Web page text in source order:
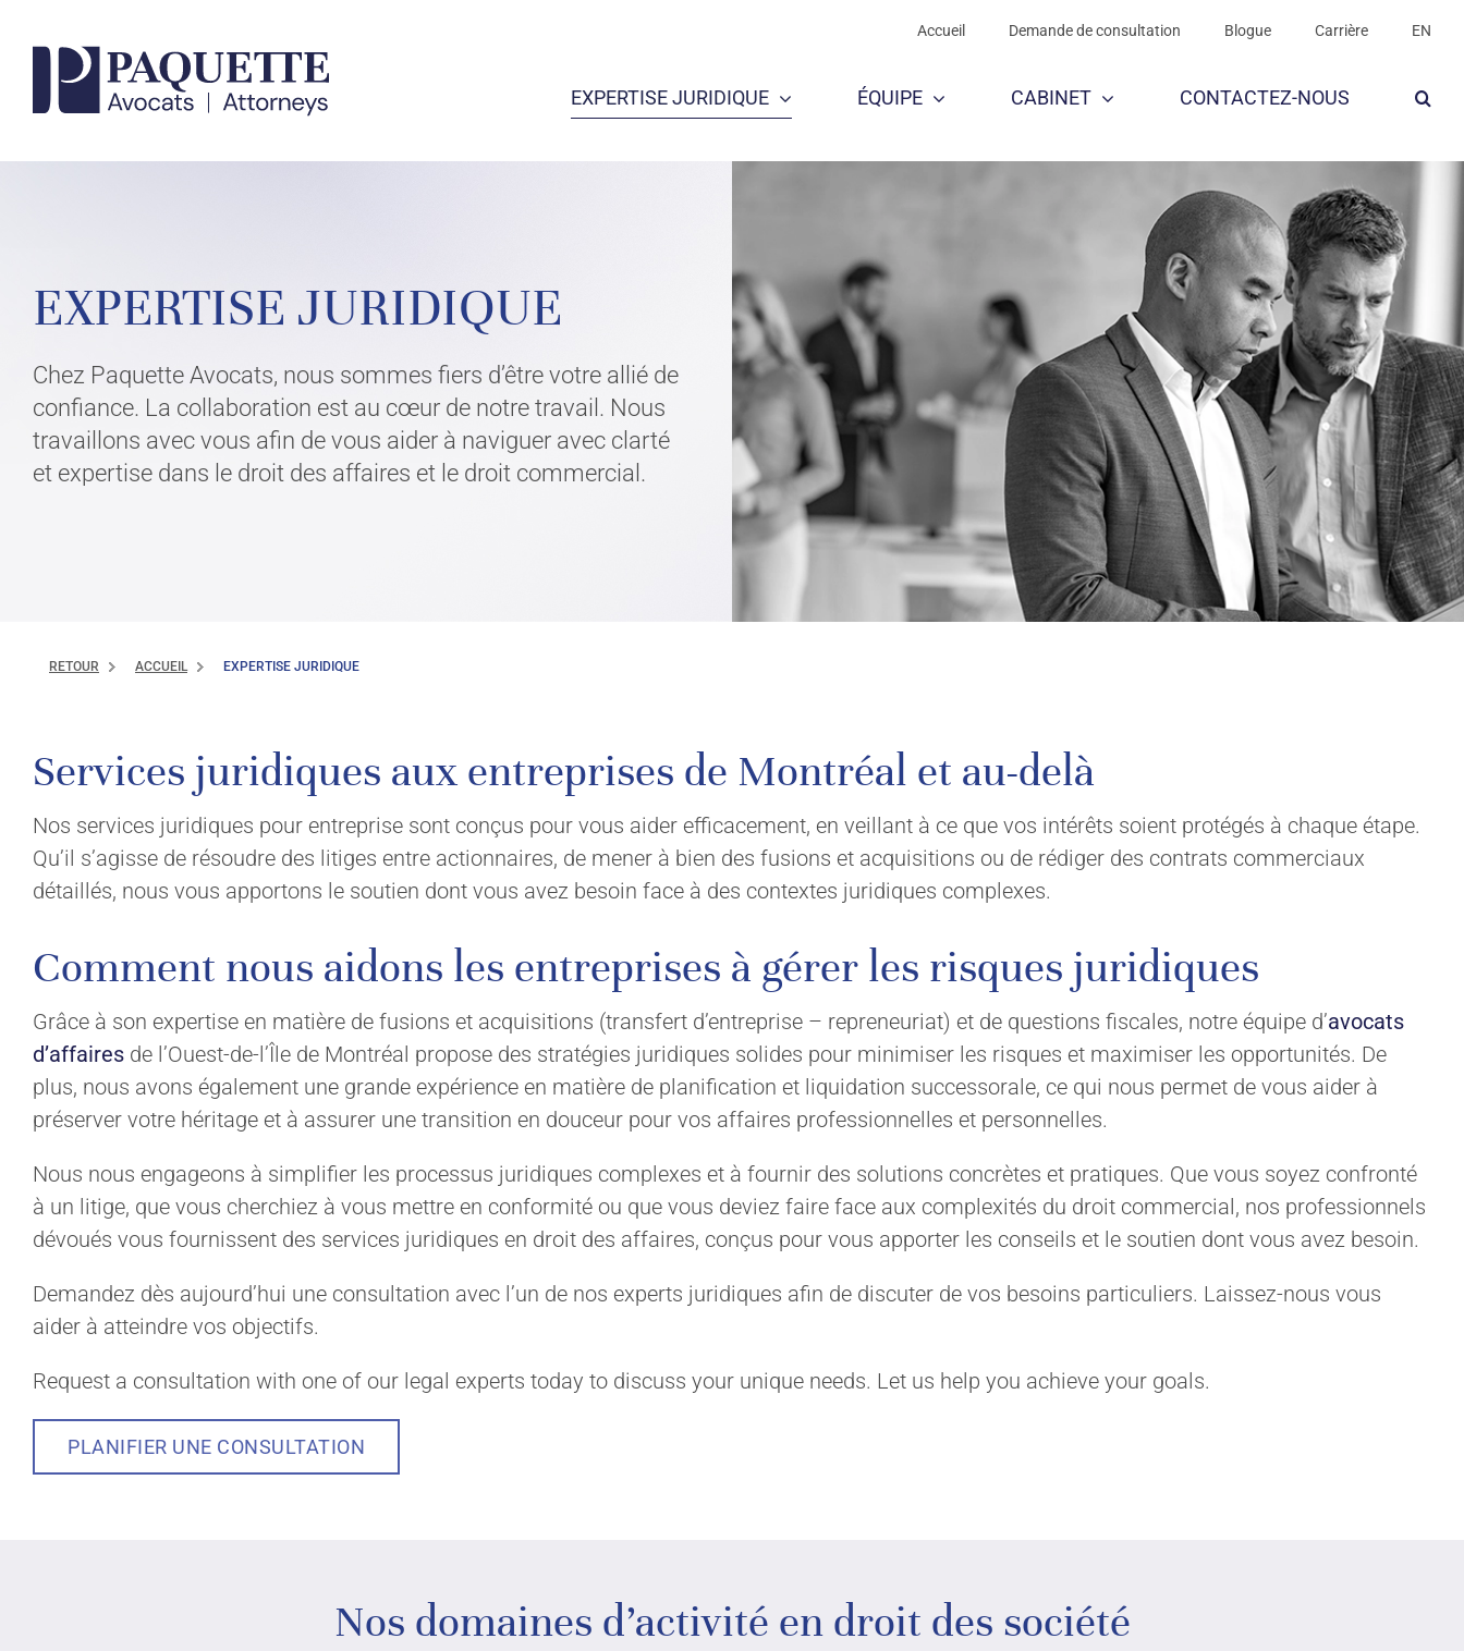
content
Accueil Demande de consultation Blogue Carrière EN
EXPERTISE JURIDIQUE ÉQUIPE CABINET CONTACTEZ-NOUS
EXPERTISE JURIDIQUE
Chez Paquette Avocats, nous sommes fiers d’être votre allié de
confiance. La collaboration est au cœur de notre travail. Nous
travaillons avec vous afin de vous aider à naviguer avec clarté
et expertise dans le droit des affaires et le droit commercial.
RETOUR ACCUEIL EXPERTISE JURIDIQUE
Services juridiques aux entreprises de Montréal et au-delà
Nos services juridiques pour entreprise sont conçus pour vous aider efficacement, en veillant à ce que vos intérêts soient protégés à chaque étape.
Qu’il s’agisse de résoudre des litiges entre actionnaires, de mener à bien des fusions et acquisitions ou de rédiger des contrats commerciaux
détaillés, nous vous apportons le soutien dont vous avez besoin face à des contextes juridiques complexes.
Comment nous aidons les entreprises à gérer les risques juridiques
Grâce à son expertise en matière de fusions et acquisitions (transfert d’entreprise – repreneuriat) et de questions fiscales, notre équipe d’avocats
d’affaires de l’Ouest-de-l’Île de Montréal propose des stratégies juridiques solides pour minimiser les risques et maximiser les opportunités. De
plus, nous avons également une grande expérience en matière de planification et liquidation successorale, ce qui nous permet de vous aider à
préserver votre héritage et à assurer une transition en douceur pour vos affaires professionnelles et personnelles.
Nous nous engageons à simplifier les processus juridiques complexes et à fournir des solutions concrètes et pratiques. Que vous soyez confronté
à un litige, que vous cherchiez à vous mettre en conformité ou que vous deviez faire face aux complexités du droit commercial, nos professionnels
dévoués vous fournissent des services juridiques en droit des affaires, conçus pour vous apporter les conseils et le soutien dont vous avez besoin.
Demandez dès aujourd’hui une consultation avec l’un de nos experts juridiques afin de discuter de vos besoins particuliers. Laissez-nous vous
aider à atteindre vos objectifs.
Request a consultation with one of our legal experts today to discuss your unique needs. Let us help you achieve your goals.
PLANIFIER UNE CONSULTATION
Nos domaines d’activité en droit des société
CONTACTEZ UN EXPERT